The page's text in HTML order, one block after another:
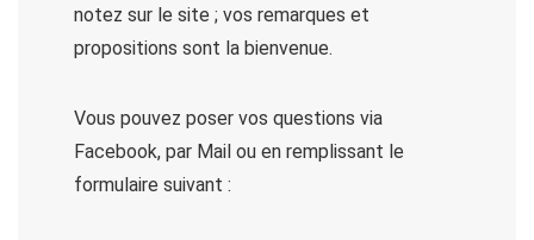
notez sur le site ; vos remarques et
propositions sont la bienvenue.
Vous pouvez poser vos questions via
Facebook, par Mail ou en remplissant le
formulaire suivant :